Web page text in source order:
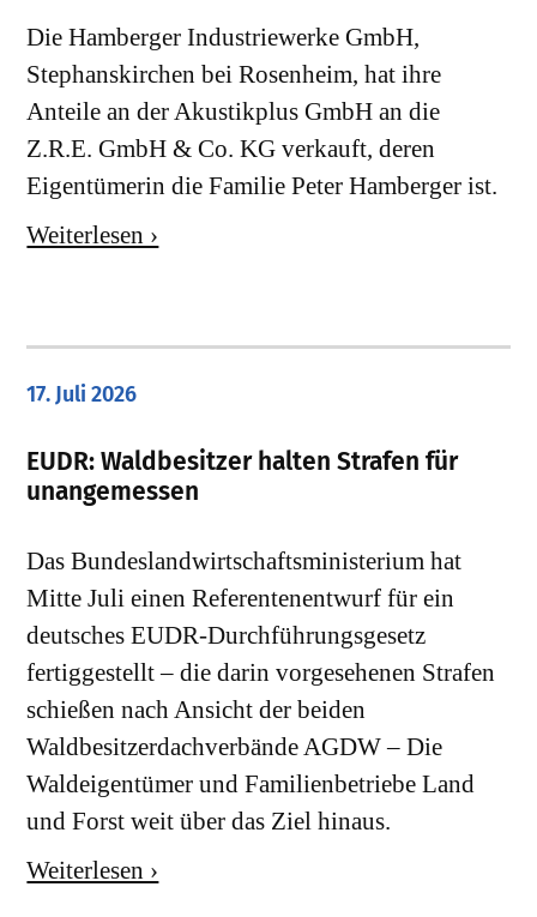
Die Hamberger Industriewerke GmbH,
Stephanskirchen bei Rosenheim, hat ihre
Anteile an der Akustikplus GmbH an die
Z.R.E. GmbH & Co. KG verkauft, deren
Eigentümerin die Familie Peter Hamberger ist.
Weiterlesen ›
17. Juli 2026
EUDR: Waldbesitzer halten Strafen für
unangemessen
Das Bundeslandwirtschaftsministerium hat
Mitte Juli einen Referentenentwurf für ein
deutsches EUDR-Durchführungsgesetz
fertiggestellt – die darin vorgesehenen Strafen
schießen nach Ansicht der beiden
Waldbesitzerdachverbände AGDW – Die
Waldeigentümer und Familienbetriebe Land
und Forst weit über das Ziel hinaus.
Weiterlesen ›